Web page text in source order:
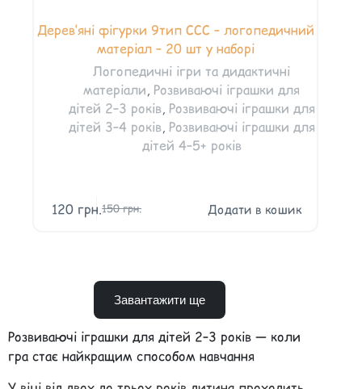
Дерев’яні фігурки 9тип ССС – логопедичний
матеріал – 20 шт у наборі
Логопедичні ігри та дидактичні
матеріали, Розвиваючі іграшки для
дітей 2–3 років, Розвиваючі іграшки для
дітей 3–4 років, Розвиваючі іграшки для
дітей 4–5+ років
150грн.
120 грн. Додати в кошик
Завантажити ще
Розвиваючі іграшки для дітей 2–3 років — коли
гра стає найкращим способом навчання